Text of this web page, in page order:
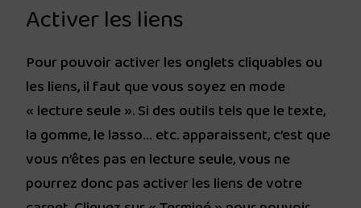
Activer les liens
Pour pouvoir activer les onglets cliquables ou
les liens, il faut que vous soyez en mode
« lecture seule ». Si des outils tels que le texte,
la gomme, le lasso… etc. apparaissent, c’est que
vous n’êtes pas en lecture seule, vous ne
pourrez donc pas activer les liens de votre